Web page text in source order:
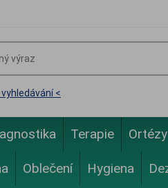
<
Terapie
Oblečení Hygiena